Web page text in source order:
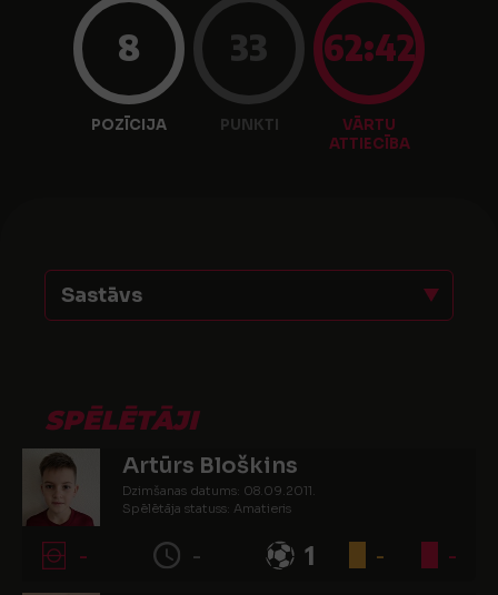
8
POZĪCIJA
33
PUNKTI
62:42
VĀRTU
ATTIECĪBA
Sastāvs
SPĒLĒTĀJI
Artūrs Bloškins
Dzimšanas datums: 08.09.2011.
Spēlētāja statuss: Amatieris
- - 1 - -